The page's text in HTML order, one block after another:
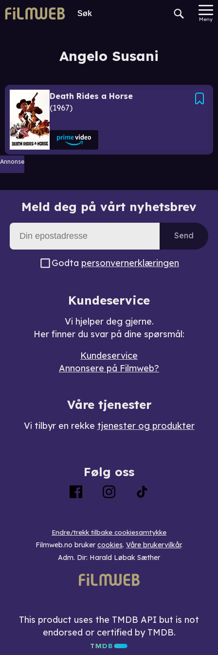
Meny
Angelo Susani
Death Rides a Horse
1967
Annonse
Meld deg på vårt nyhetsbrev
Send
Godta personvernerklæringen
Kundeservice
Vi hjelper deg gjerne.
Her finner du svar på dine spørsmål:
Kundeservice
Annonsere på Filmweb?
Våre tjenester
Vi tilbyr en rekke tjenester og produkter
Følg oss
Endre/trekk tilbake cookiesamtykke
Filmweb.no bruker cookies. Våre brukervilkår.
Adm. Dir: Harald Løbak Sæther
This product uses the TMDB API but is not
endorsed or certified by TMDB.